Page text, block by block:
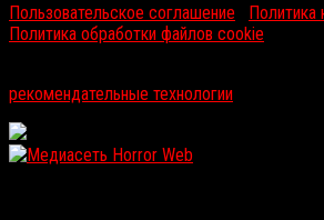
Пользовательское соглашение
Политика
Политика обработки файлов cookie
рекомендательные технологии